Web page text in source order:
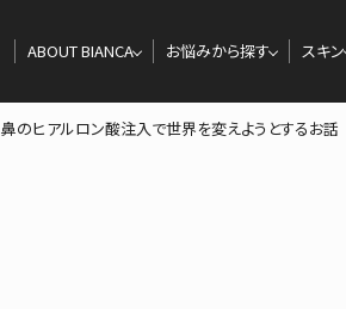
ABOUT BIANCA お悩みから探す スキン
鼻のヒアルロン酸注入で世界を変えようとするお話